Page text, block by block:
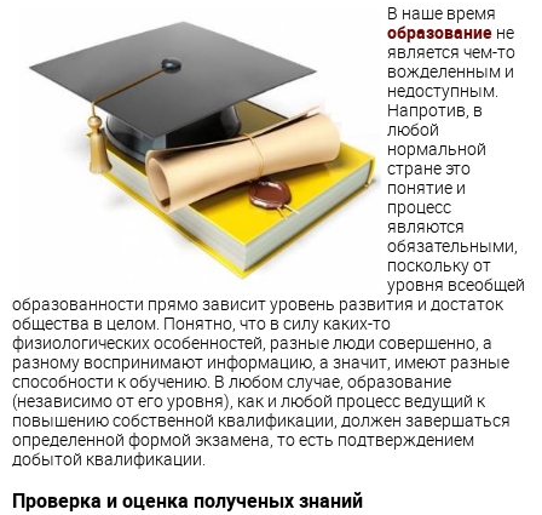
В наше время
образование не
является чем-то
вожделенным и
недоступным.
Напротив, в
любой
нормальной
стране это
понятие и
процесс
являются
обязательными,
поскольку от
уровня всеобщей
образованности прямо зависит уровень развития и достаток
общества в целом. Понятно, что в силу каких-то
физиологических особенностей, разные люди совершенно, а
разному воспринимают информацию, а значит, имеют разные
способности к обучению. В любом случае, образование
(независимо от его уровня), как и любой процесс ведущий к
повышению собственной квалификации, должен завершаться
определенной формой экзамена, то есть подтверждением
добытой квалификации.
Проверка и оценка полученых знаний